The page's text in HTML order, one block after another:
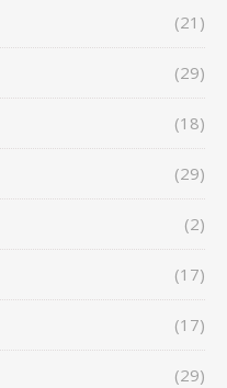
(21)
(29)
(18)
(29)
(2)
(17)
(17)
(29)